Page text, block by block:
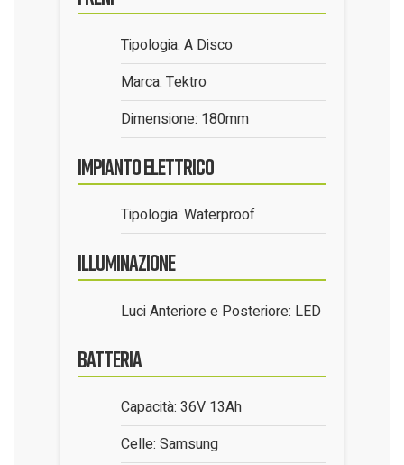
Tipologia: A Disco
Marca: Tektro
Dimensione: 180mm
Impianto Elettrico
Tipologia: Waterproof
Illuminazione
Luci Anteriore e Posteriore: LED
Batteria
Capacità: 36V 13Ah
Celle: Samsung